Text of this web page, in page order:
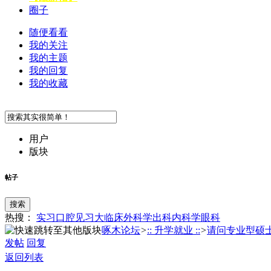
圈子
随便看看
我的关注
我的主题
我的回复
我的收藏
用户
版块
帖子
搜索
热搜： 实习口腔见习大临床外科学出科内科学眼科
啄木论坛>:: 升学就业 ::>请问专业型硕
发帖 回复
返回列表